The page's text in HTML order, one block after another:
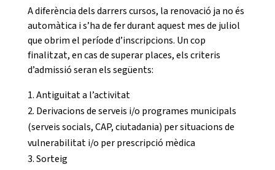
A diferència dels darrers cursos, la renovació ja no és
automàtica i s’ha de fer durant aquest mes de juliol
que obrim el període d’inscripcions. Un cop
finalitzat, en cas de superar places, els criteris
d’admissió seran els següents:
Antiguitat a l’activitat
Derivacions de serveis i/o programes municipals
(serveis socials, CAP, ciutadania) per situacions de
vulnerabilitat i/o per prescripció mèdica
Sorteig
ESPLAIS
SUPORT TERCER SECTOR